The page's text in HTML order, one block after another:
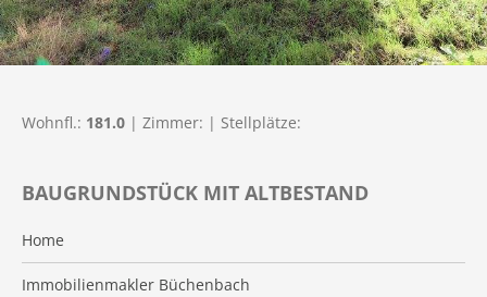
BAUGRUNDSTÜCK MIT ALTBESTAND
Home
Immobilienmakler Büchenbach
Wohnfl.: 181.0 | Zimmer: | Stellplätze: